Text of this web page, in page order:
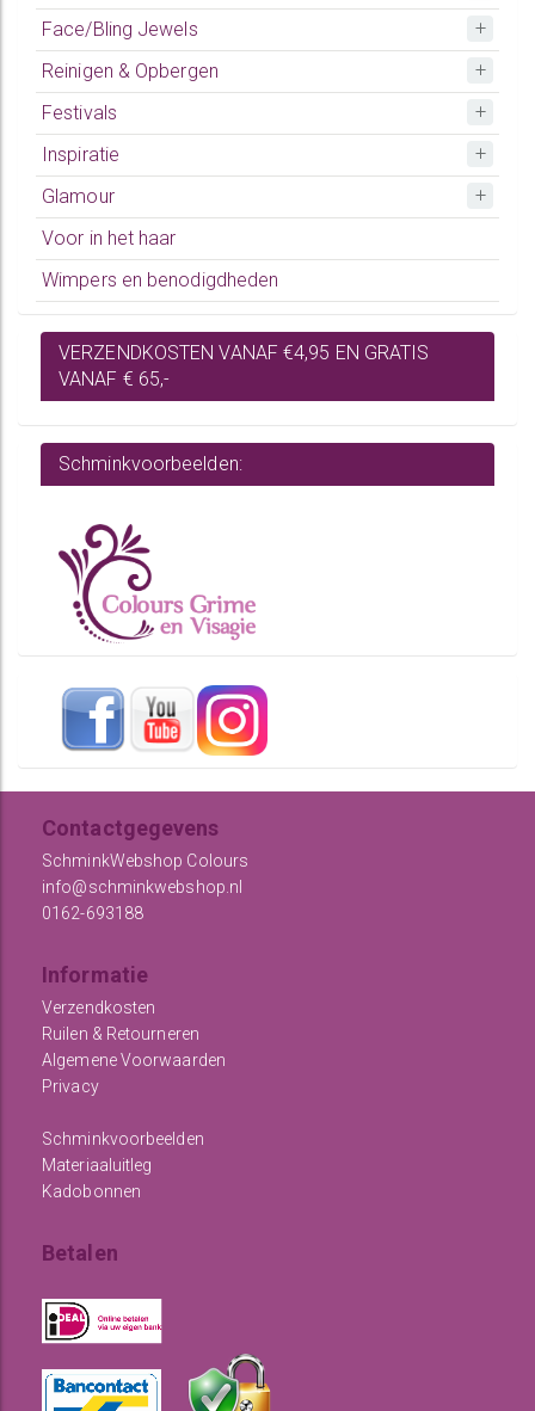
Face/Bling Jewels
Reinigen & Opbergen
Festivals
Inspiratie
Glamour
Voor in het haar
Wimpers en benodigdheden
VERZENDKOSTEN VANAF €4,95 EN GRATIS
VANAF € 65,-
Schminkvoorbeelden:
Contactgegevens
SchminkWebshop Colours
info@schminkwebshop.nl
0162-693188
Informatie
Verzendkosten
Ruilen & Retourneren
Algemene Voorwaarden
Privacy
Schminkvoorbeelden
Materiaaluitleg
Kadobonnen
Betalen